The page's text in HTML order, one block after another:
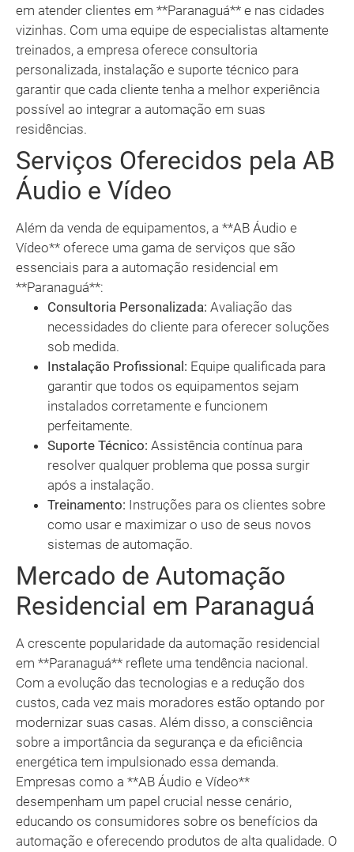
em atender clientes em **Paranaguá** e nas cidades
vizinhas. Com uma equipe de especialistas altamente
treinados, a empresa oferece consultoria
personalizada, instalação e suporte técnico para
garantir que cada cliente tenha a melhor experiência
possível ao integrar a automação em suas
residências.
Serviços Oferecidos pela AB
Áudio e Vídeo
Além da venda de equipamentos, a **AB Áudio e
Vídeo** oferece uma gama de serviços que são
essenciais para a automação residencial em
**Paranaguá**:
Consultoria Personalizada: Avaliação das
necessidades do cliente para oferecer soluções
sob medida.
Instalação Profissional: Equipe qualificada para
garantir que todos os equipamentos sejam
instalados corretamente e funcionem
perfeitamente.
Suporte Técnico: Assistência contínua para
resolver qualquer problema que possa surgir
após a instalação.
Treinamento: Instruções para os clientes sobre
como usar e maximizar o uso de seus novos
sistemas de automação.
Mercado de Automação
Residencial em Paranaguá
A crescente popularidade da automação residencial
em **Paranaguá** reflete uma tendência nacional.
Com a evolução das tecnologias e a redução dos
custos, cada vez mais moradores estão optando por
modernizar suas casas. Além disso, a consciência
sobre a importância da segurança e da eficiência
energética tem impulsionado essa demanda.
Empresas como a **AB Áudio e Vídeo**
desempenham um papel crucial nesse cenário,
educando os consumidores sobre os benefícios da
automação e oferecendo produtos de alta qualidade. O